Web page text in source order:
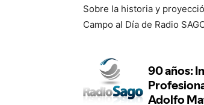
Sobre la historia y
Campo al Día de Radio